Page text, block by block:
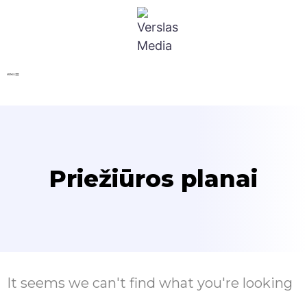
MENIU
Priežiūros planai
It seems we can't find what you're looking